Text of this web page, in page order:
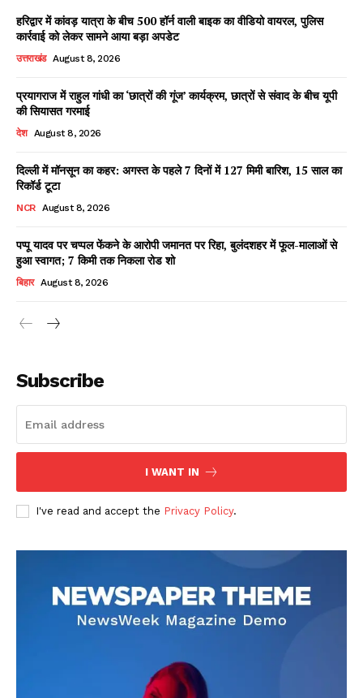
Facebook
X WhatsApp
Read Latest News on AIN
DOWNLOAD NOW
AIN NEWS 1
हरिद्वार में कांवड़ यात्रा के बीच 500 हॉर्न वाली बाइक का वीडियो वायरल, पुलिस
कार्रवाई को लेकर सामने आया बड़ा अपडेट
उत्तराखंड August 8, 2026
प्रयागराज में राहुल गांधी का ‘छात्रों की गूंज’ कार्यक्रम, छात्रों से संवाद के बीच यूपी
की सियासत गरमाई
देश August 8, 2026
दिल्ली में मॉनसून का कहर: अगस्त के पहले 7 दिनों में 127 मिमी बारिश, 15 साल का
रिकॉर्ड टूटा
NCR August 8, 2026
पप्पू यादव पर चप्पल फेंकने के आरोपी जमानत पर रिहा, बुलंदशहर में फूल-मालाओं से
हुआ स्वागत; 7 किमी तक निकला रोड शो
बिहार August 8, 2026
Subscribe
I WANT IN
I've read and accept the Privacy Policy.